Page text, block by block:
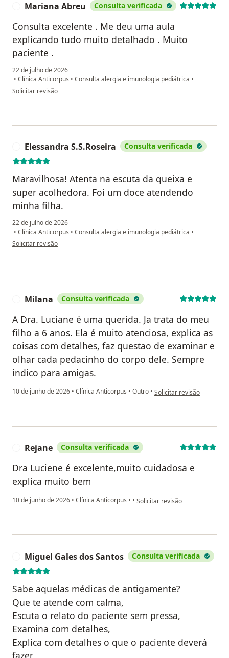
Mariana Abreu Consulta verificada
Consulta excelente . Me deu uma aula
explicando tudo muito detalhado . Muito
paciente .
22 de julho de 2026
• Clínica Anticorpus • Consulta alergia e imunologia pediátrica •
na opinião do utilizador Mariana Abreu
Solicitar revisão
Elessandra S.S.Roseira Consulta verificada
Maravilhosa! Atenta na escuta da queixa e
super acolhedora. Foi um doce atendendo
minha filha.
22 de julho de 2026
• Clínica Anticorpus • Consulta alergia e imunologia pediátrica •
na opinião do utilizador Elessandra S.S.Roseira
Solicitar revisão
Milana Consulta verificada
A Dra. Luciane é uma querida. Ja trata do meu
filho a 6 anos. Ela é muito atenciosa, explica as
coisas com detalhes, faz questao de examinar e
olhar cada pedacinho do corpo dele. Sempre
indico para amigas.
10 de junho de 2026 • Clínica Anticorpus • Outro • na opinião do utilizador
Solicitar revisão
Rejane Consulta verificada
Dra Luciene é excelente,muito cuidadosa e
explica muito bem
10 de junho de 2026 • Clínica Anticorpus • • na opinião do utilizador Rejane
Solicitar revisão
Miguel Gales dos Santos Consulta verificada
Sabe aquelas médicas de antigamente?
Que te atende com calma,
Escuta o relato do paciente sem pressa,
Examina com detalhes,
Explica com detalhes o que o paciente deverá
fazer.